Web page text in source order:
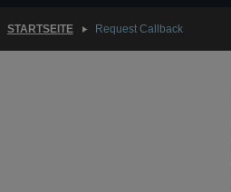
STARTSEITE Request Callback